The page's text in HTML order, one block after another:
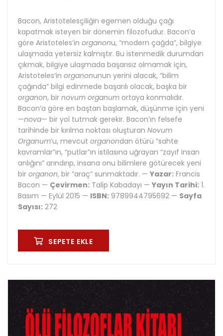
Bacon, Aristotelesçiliğin egemen olduğu çağı
kapatmak isteyen bir dönemin filozofudur. Bacon’a
göre Aristoteles’in organonu, “modern çağda”, bilgiye
ulaşmada yetersiz kalmıştır. Bu istenmedik durumdan
çıkmak, bilgiye ulaşmada başarısız olmamak için,
Aristoteles’in organonunun yerini alacak, “bilim
çağında” bilgi edinmede başarılı olacak, başka bir
organon, bir novum organum ortaya konmalıdır.
Bacon’a göre en baştan başlamak, düşünme için yeni
—nova— bir yol tutmak gerekir. Bacon’ın felsefe
tarihinde bir kırılma noktası oluşturan Novum
Organum’u, mevcut organondan ötürü “sahte
kavramlar”ın, “putlar”ın istilasına uğrayan “zayıf insan
anlığını” arındırıp, insana onu bilimlere götürecek yeni
bir organon, bir “araç” sunmaktadır. — Yazar: Francis
Bacon — Çevirmen: Talip Kabadayı — Yayın Tarihi: 1.
Basım — Eylül 2015 — ISBN: 9789944795692 — Sayfa
Sayısı: 272
SEPETE EKLE